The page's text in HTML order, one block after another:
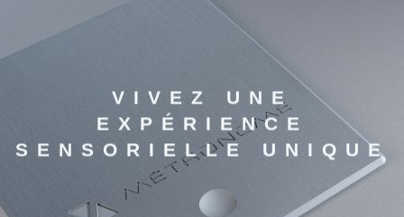
VIVEZ UNE
EXPÉRIENCE
SENSORIELLE UNIQUE